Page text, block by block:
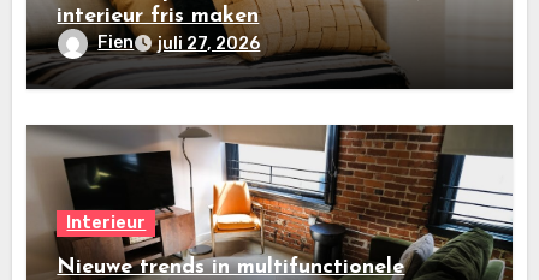
interieur fris maken
Fien juli 27, 2026
Interieur
Nieuwe trends in multifunctionele